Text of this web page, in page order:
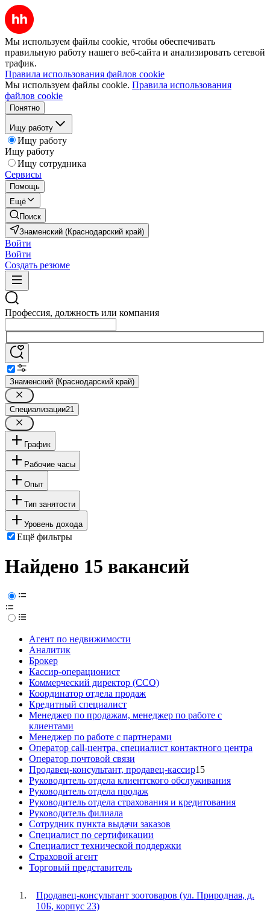
Мы используем файлы cookie, чтобы обеспечивать
правильную работу нашего веб-сайта и анализировать сетевой
трафик.
Правила использования файлов cookie
Мы используем файлы cookie. Правила использования
файлов cookie
Понятно
Ищу работу
Ищу работу
Ищу работу
Ищу сотрудника
Сервисы
Помощь
Ещё
Поиск
Знаменский (Краснодарский край)
Войти
Войти
Создать резюме
Профессия, должность или компания
Знаменский (Краснодарский край)
Специализации21
График
Рабочие часы
Опыт
Тип занятости
Уровень дохода
Ещё фильтры
Найдено 15 вакансий
Агент по недвижимости
Аналитик
Брокер
Кассир-операционист
Коммерческий директор (CCO)
Координатор отдела продаж
Кредитный специалист
Менеджер по продажам, менеджер по работе с
клиентами
Менеджер по работе с партнерами
Оператор call-центра, специалист контактного центра
Оператор почтовой связи
Продавец-консультант, продавец-кассир15
Руководитель отдела клиентского обслуживания
Руководитель отдела продаж
Руководитель отдела страхования и кредитования
Руководитель филиала
Сотрудник пункта выдачи заказов
Специалист по сертификации
Специалист технической поддержки
Страховой агент
Торговый представитель
Продавец-консультант зоотоваров (ул. Природная, д.
10Б, корпус 23)